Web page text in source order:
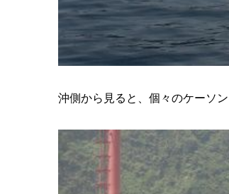
沖側から見ると、個々のケーソ